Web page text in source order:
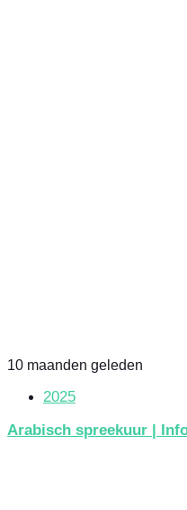
10 maanden geleden
2025
Arabisch spreekuur |